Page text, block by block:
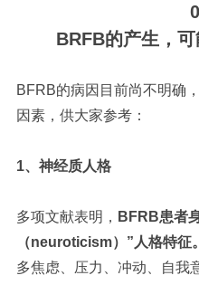
BRFB的产生，
BFRB的病因目前尚不明确
因素，供大家参考：
1、神经质人格
多项文献表明， BFRB患者
（neuroticism）” 人格特征。
多焦虑、压力、冲动、自我